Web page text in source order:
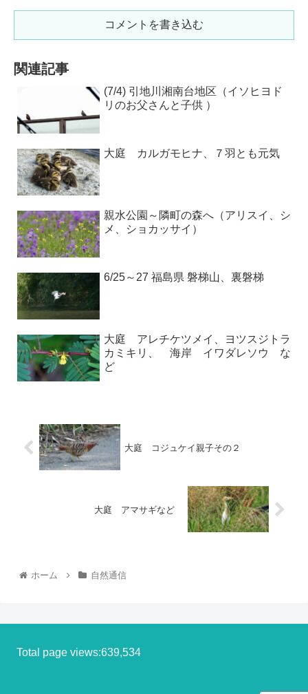
コメントを書き込む
関連記事
(7/4) 引地川湘南台地区（イソヒヨド
リのお父さんと子供 ）
大庭 カルガモヒナ、７羽とも元気
親水公園～隣町の森へ（アリスイ、シ
メ、ショカッサイ）
6/25～27 福島県 磐梯山、裏磐梯
大庭 アレチケツメイ、ヨツスジトラ
カミキリ、 海岸 イワダレソウ な
ど
大庭 コジュケイ親子その２
大庭 アマサギなど
ホーム 自然通信
Total page views:639,534